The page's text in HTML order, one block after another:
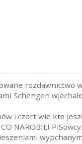
CO MÓWILI
KO? Czy
rozdawnictwo
Schengen
i czort wie kto
NAROBILI